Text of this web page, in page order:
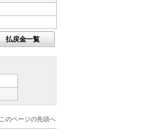
払戻金一覧
このページの先頭へ